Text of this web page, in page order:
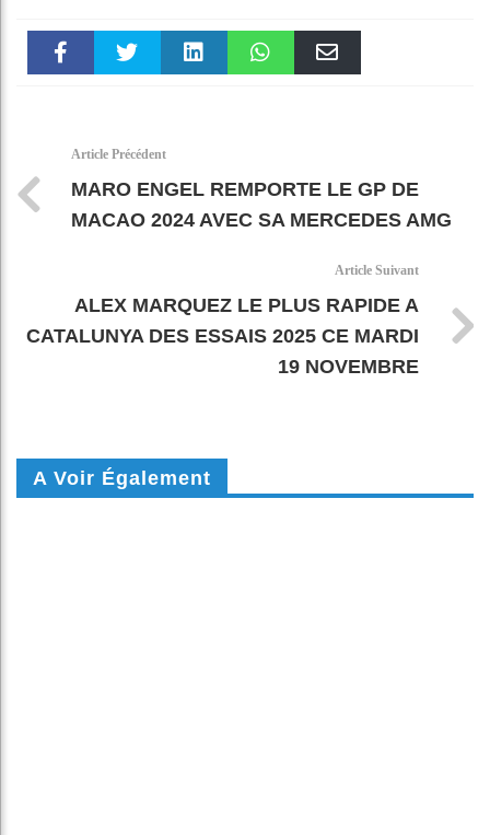
Article Précédent
MARO ENGEL REMPORTE LE GP DE
MACAO 2024 AVEC SA MERCEDES AMG
Article Suivant
ALEX MARQUEZ LE PLUS RAPIDE A
CATALUNYA DES ESSAIS 2025 CE MARDI
19 NOVEMBRE
A Voir Également